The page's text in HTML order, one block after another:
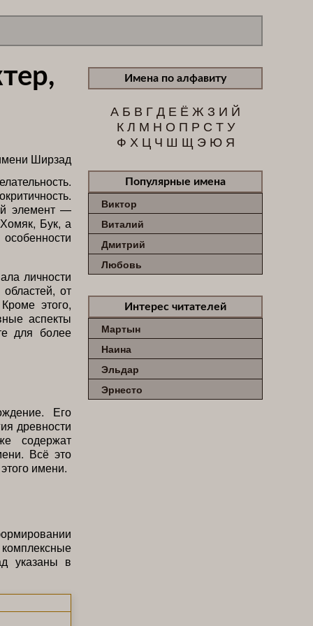
элемент —
Бук, а
личности
от
этого,
аспекты
для более
Его
древности
содержат
Всё это
имени.
указаны в
Имена по алфавиту
А Б В ГД Е Ё Ж З И Й
К Л М Н О П Р С Т У
Ф Х Ц Ч Ш Щ Э Ю Я
Популярные имена
Виктор
Виталий
Дмитрий
Любовь
Интерес читателей
Мартын
Наина
Эльдар
Эрнесто